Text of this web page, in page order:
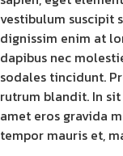
vestibulum suscipit
dignissim enim at
dapibus nec
sodales tincidunt.
rutrum blandit. In
amet eros gravida
tempor mauris et,